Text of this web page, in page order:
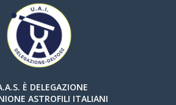
È DELEGAZIONE
ASTROFILI ITALIANI